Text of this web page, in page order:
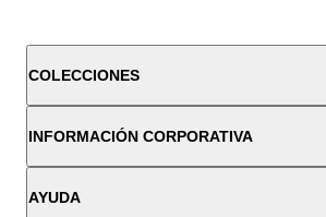
COLECCIONES
INFORMACIÓN CORPORATIVA
AYUDA